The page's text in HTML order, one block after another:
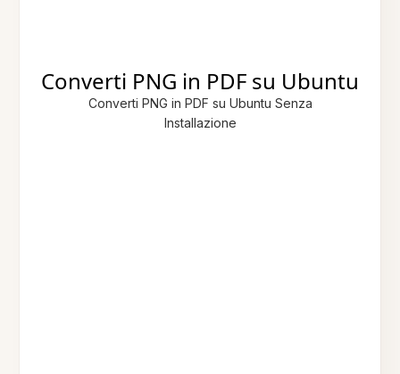
Converti PNG in PDF su Ubuntu
Converti PNG in PDF su Ubuntu Senza
Installazione